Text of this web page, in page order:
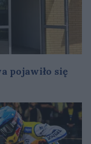
pojawiło się